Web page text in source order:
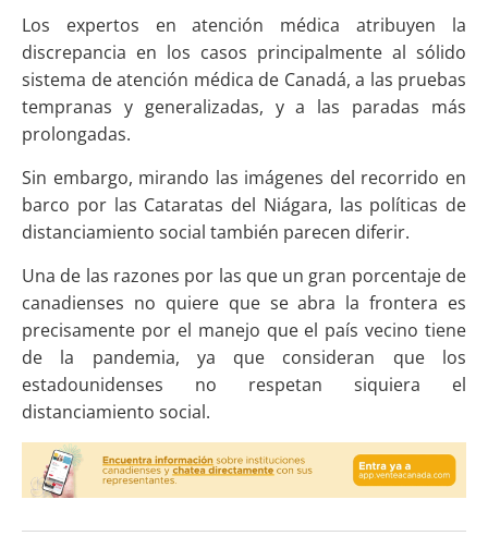
Los expertos en atención médica atribuyen la
discrepancia en los casos principalmente al sólido
sistema de atención médica de Canadá, a las pruebas
tempranas y generalizadas, y a las paradas más
prolongadas.
Sin embargo, mirando las imágenes del recorrido en
barco por las Cataratas del Niágara, las políticas de
distanciamiento social también parecen diferir.
Una de las razones por las que un gran porcentaje de
canadienses no quiere que se abra la frontera es
precisamente por el manejo que el país vecino tiene
de la pandemia, ya que consideran que los
estadounidenses no respetan siquiera el
distanciamiento social.